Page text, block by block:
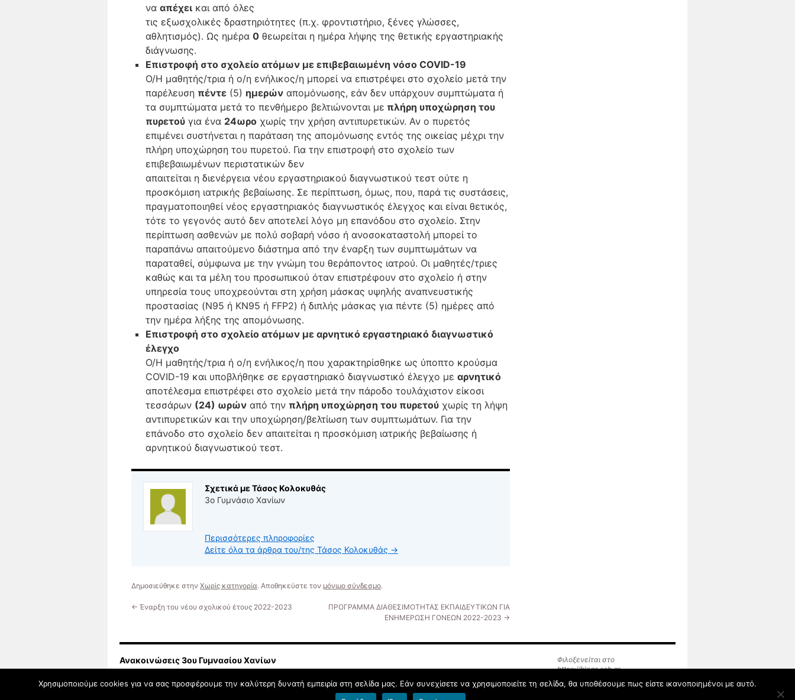
να απέχει και από όλες
τις εξωσχολικές δραστηριότητες (π.χ. φροντιστήριο, ξένες γλώσσες,
αθλητισμός). Ως ημέρα 0 θεωρείται η ημέρα λήψης της θετικής εργαστηριακής
διάγνωσης.
Επιστροφή στο σχολείο ατόμων με επιβεβαιωμένη νόσο COVID-19
Ο/Η μαθητής/τρια ή ο/η ενήλικος/η μπορεί να επιστρέψει στο σχολείο μετά την
παρέλευση πέντε (5) ημερών απομόνωσης, εάν δεν υπάρχουν συμπτώματα ή
τα συμπτώματα μετά το πενθήμερο βελτιώνονται με πλήρη υποχώρηση του
πυρετού για ένα 24ωρο χωρίς την χρήση αντιπυρετικών. Αν ο πυρετός
επιμένει συστήνεται η παράταση της απομόνωσης εντός της οικείας μέχρι την
πλήρη υποχώρηση του πυρετού. Για την επιστροφή στο σχολείο των
επιβεβαιωμένων περιστατικών δεν
απαιτείται η διενέργεια νέου εργαστηριακού διαγνωστικού τεστ ούτε η
προσκόμιση ιατρικής βεβαίωσης. Σε περίπτωση, όμως, που, παρά τις συστάσεις,
πραγματοποιηθεί νέος εργαστηριακός διαγνωστικός έλεγχος και είναι θετικός,
τότε το γεγονός αυτό δεν αποτελεί λόγο μη επανόδου στο σχολείο. Στην
περίπτωση ασθενών με πολύ σοβαρή νόσο ή ανοσοκαταστολή μπορεί το
παραπάνω απαιτούμενο διάστημα από την έναρξη των συμπτωμάτων να
παραταθεί, σύμφωνα με την γνώμη του θεράποντος ιατρού. Οι μαθητές/τριες
καθώς και τα μέλη του προσωπικού όταν επιστρέφουν στο σχολείο ή στην
υπηρεσία τους υποχρεούνται στη χρήση μάσκας υψηλής αναπνευστικής
προστασίας (N95 ή ΚΝ95 ή FFP2) ή διπλής μάσκας για πέντε (5) ημέρες από
την ημέρα λήξης της απομόνωσης.
Επιστροφή στο σχολείο ατόμων με αρνητικό εργαστηριακό διαγνωστικό
έλεγχο
Ο/Η μαθητής/τρια ή ο/η ενήλικος/η που χαρακτηρίσθηκε ως ύποπτο κρούσμα
COVID-19 και υποβλήθηκε σε εργαστηριακό διαγνωστικό έλεγχο με αρνητικό
αποτέλεσμα επιστρέφει στο σχολείο μετά την πάροδο τουλάχιστον είκοσι
τεσσάρων (24) ωρών από την πλήρη υποχώρηση του πυρετού χωρίς τη λήψη
αντιπυρετικών και την υποχώρηση/βελτίωση των συμπτωμάτων. Για την
επάνοδο στο σχολείο δεν απαιτείται η προσκόμιση ιατρικής βεβαίωσης ή
αρνητικού διαγνωστικού τεστ.
Σχετικά με Τάσος Κολοκυθάς
3ο Γυμνάσιο Χανίων
Περισσότερες πληροφορίες
Δείτε όλα τα άρθρα του/της Τάσος Κολοκυθάς →
Δημοσιεύθηκε στην Χωρίς κατηγορία. Αποθηκεύστε τον μόνιμο σύνδεσμο.
← Έναρξη του νέου σχολικού έτους 2022-2023
ΠΡΟΓΡΑΜΜΑ ΔΙΑΘΕΣΙΜΟΤΗΤΑΣ ΕΚΠΑΙΔΕΥΤΙΚΩΝ ΓΙΑ
ΕΝΗΜΕΡΩΣΗ ΓΟΝΕΩΝ 2022-2023 →
Ανακοινώσεις 3ου Γυμνασίου Χανίων
Φιλοξενείται στο
https://blogs.sch.gr
Χρησιμοποιούμε cookies για να σας προσφέρουμε την καλύτερη δυνατή εμπειρία στη σελίδα μας. Εάν συνεχίσετε να χρησιμοποιείτε τη σελίδα, θα υποθέσουμε πως είστε ικανοποιημένοι με αυτό.